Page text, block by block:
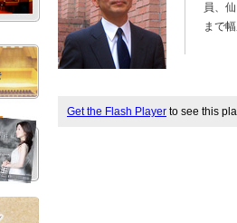
員、
まで
Get the Flash Player to see this